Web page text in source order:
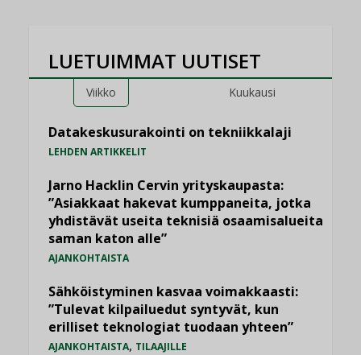
LUETUIMMAT UUTISET
Viikko Kuukausi
Datakeskusurakointi on tekniikkalaji
LEHDEN ARTIKKELIT
Jarno Hacklin Cervin yrityskaupasta:
”Asiakkaat hakevat kumppaneita, jotka
yhdistävät useita teknisiä osaamisalueita
saman katon alle”
AJANKOHTAISTA
Sähköistyminen kasvaa voimakkaasti:
”Tulevat kilpailuedut syntyvät, kun
erilliset teknologiat tuodaan yhteen”
AJANKOHTAISTA, TILAAJILLE